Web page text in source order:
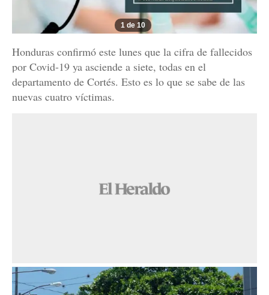
1 de 10
Honduras confirmó este lunes que la cifra de fallecidos
por Covid-19 ya asciende a siete, todas en el
departamento de Cortés. Esto es lo que se sabe de las
nuevas cuatro víctimas.